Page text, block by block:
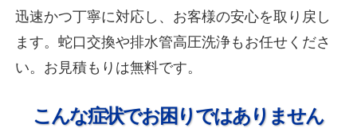
迅速かつ丁寧に対応し、お客様の安心を取り戻し
ます。蛇口交換や排水管高圧洗浄もお任せくださ
い。お見積もりは無料です。
こんな症状でお困りではありません